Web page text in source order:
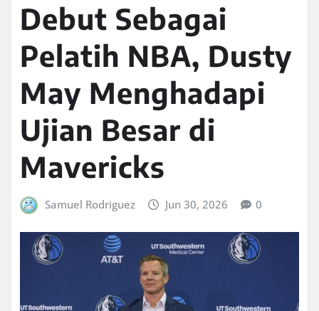
Debut Sebagai
Pelatih NBA, Dusty
May Menghadapi
Ujian Besar di
Mavericks
Samuel Rodriguez Jun 30, 2026 0